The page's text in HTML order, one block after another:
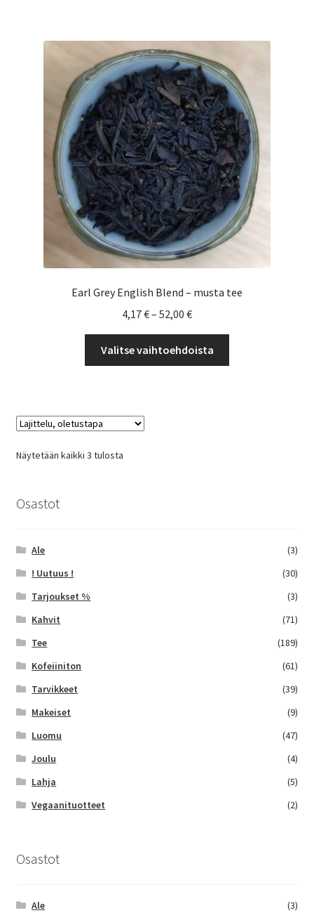
tehdä
valinnat
tuotteen
sivulla.
Earl Grey English Blend – musta tee
4,17€– 52,00 €Hintaluokka:
4,17 €
-
52,00 €
Valitse vaihtoehdoista
Näytetään kaikki 3 tulosta
Osastot
Ale
(3)
! Uutuus !
(30)
Tarjoukset %
(3)
Kahvit
(71)
Tee
(189)
Kofeiiniton
(61)
Tarvikkeet
(39)
Makeiset
(9)
Luomu
(47)
Joulu
(4)
Lahja
(5)
Vegaanituotteet
(2)
Osastot
Ale (3)